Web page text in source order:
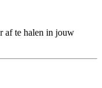
af te halen in jouw